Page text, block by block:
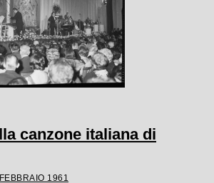
canzone italiana di
1961